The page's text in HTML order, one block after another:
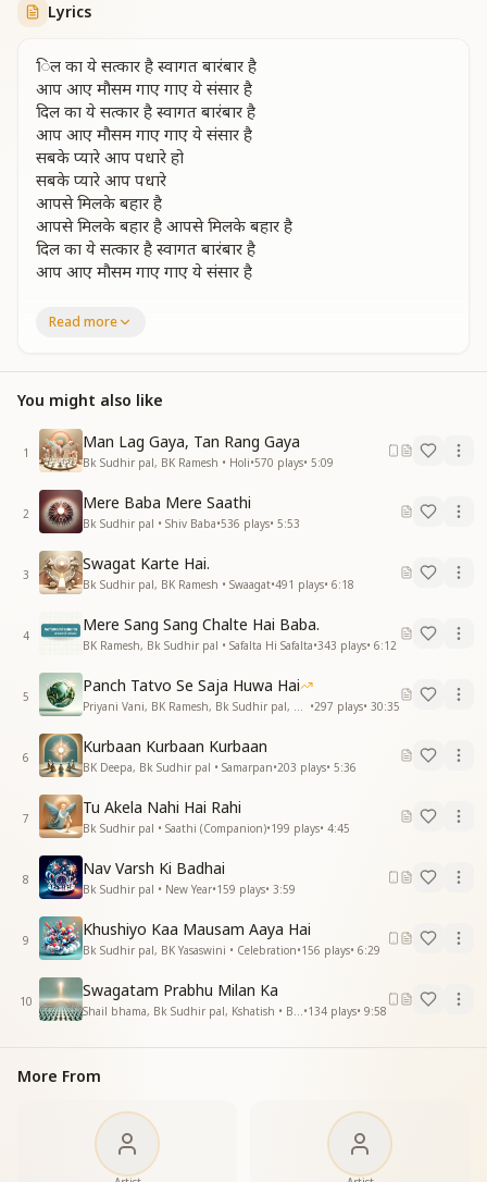
Lyrics
िल का ये सत्कार है स्वागत बारंबार है
आप आए मौसम गाए गाए ये संसार है
दिल का ये सत्कार है स्वागत बारंबार है
आप आए मौसम गाए गाए ये संसार है
सबके प्यारे आप पधारे हो
सबके प्यारे आप पधारे
आपसे मिलके बहार है
आपसे मिलके बहार है आपसे मिलके बहार है
दिल का ये सत्कार है स्वागत बारंबार है
आप आए मौसम गाए गाए ये संसार है
बिन साज के यहां बजती है सुख से बजे शहनाई है
बिन साज के यहां बजती है सुख से बजे शहनाई है
ये प्रेम का उद्धार है प्रभु प्यार बरसे अपार है
प्रभु प्यार बरसे अपार है प्रभु प्यार बरसे अपार है
दिल का ये सत्कार है स्वागत बारंबार है
आप आए मौसम गाए गाए ये संसार है
प्रभु प्यार की ये मंजिल में
ज्ञान सितारों की महफिल में
ज्ञान सूर्य जो प्रकट हुए
जो पावन सबको बना रहे
प्रभु प्यार की ये मंजिल में
ज्ञान सितारों की महफिल में
ज्ञान सूर्य जो प्रकट हुए
जो पावन सबको बना रहे
करते स्वर्णिम संसार है
ये हर दिल का उदगार है
ये हर दिल का उदगार है ये हर दिल का उदगार है
दिल का ये सत्कार है स्वागत बारंबार है
आप आए मौसम गाए गाए ये संसार है
दिल का ये सत्कार है स्वागत बारंबार है
आप आए मौसम गाए गाए ये संसार है
सबके प्यारे आप पधारे हो
सबके प्यारे आप पधारे
सबके प्यारे आप पधारे
Read more
You might also like
1
Man Lag Gaya, Tan Rang Gaya
Bk Sudhir pal, BK Ramesh • Holi•570 plays• 5:09
2
Mere Baba Mere Saathi
Bk Sudhir pal • Shiv Baba•536 plays• 5:53
3
Swagat Karte Hai.
Bk Sudhir pal, BK Ramesh • Swaagat•491 plays• 6:18
4
Mere Sang Sang Chalte Hai Baba.
BK Ramesh, Bk Sudhir pal • Safalta Hi Safalta•343 plays• 6:12
5
Panch Tatvo Se Saja Huwa Hai
•297 plays• 30:35
6
Kurbaan Kurbaan Kurbaan
BK Deepa, Bk Sudhir pal • Samarpan•203 plays• 5:36
7
Tu Akela Nahi Hai Rahi
Bk Sudhir pal • Saathi (Companion)•199 plays• 4:45
8
Nav Varsh Ki Badhai
Bk Sudhir pal • New Year•159 plays• 3:59
9
Khushiyo Kaa Mausam Aaya Hai
Bk Sudhir pal, BK Yasaswini • Celebration•156 plays• 6:29
10
Swagatam Prabhu Milan Ka
•134 plays• 9:58
More From